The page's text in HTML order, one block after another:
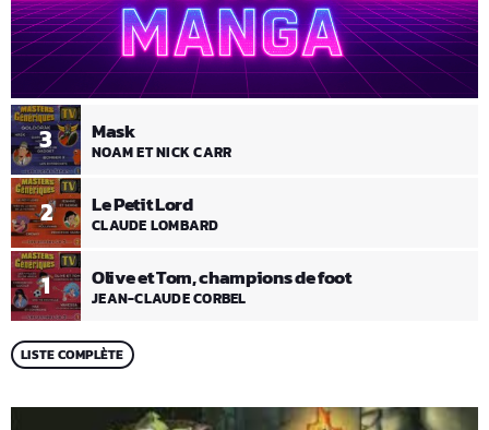
1 Olive et Tom, champions de foot
JEAN-CLAUDE CORBEL
2 Le Petit Lord
CLAUDE LOMBARD
3 Mask
NOAM ET NICK CARR
LISTE COMPLÈTE